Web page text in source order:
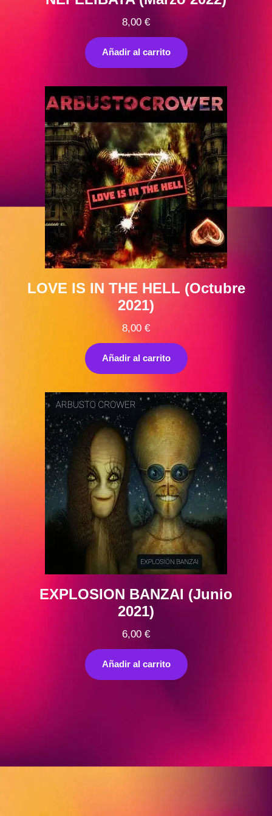
8,00 €
Añadir al carrito
LOVE IS IN THE HELL (Octubre
2021)
8,00 €
Añadir al carrito
EXPLOSION BANZAI (Junio
2021)
6,00 €
Añadir al carrito